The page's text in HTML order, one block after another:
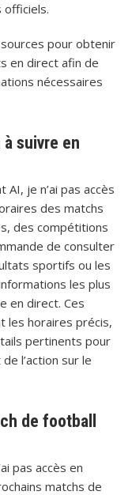
officiels.
pour obtenir
en direct afin de
nécessaires
suivre en
je n’ai pas accès
des matchs
des compétitions
de consulter
sportifs ou les
les plus
en direct. Ces
les horaires précis,
pertinents pour
l’action sur le
de football
pas accès en
matchs de